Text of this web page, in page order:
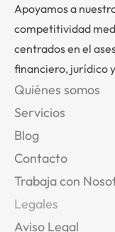
Apoyamos a
competitividad
centrados en el
financiero, jurídico
Quiénes somos
Servicios
Blog
Contacto
Trabaja con
Legales
Aviso Legal